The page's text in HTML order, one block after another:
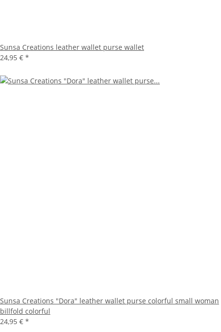
Sunsa Creations leather wallet purse wallet
24,95 € *
Sunsa Creations "Dora" leather wallet purse colorful small woman
billfold colorful
24,95 € *